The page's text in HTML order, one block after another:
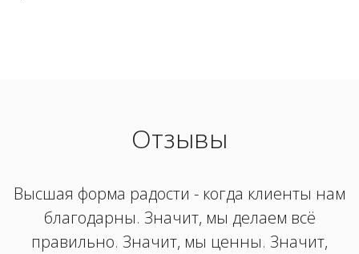
Отзывы
Высшая форма радости - когда клиенты нам
благодарны. Значит, мы делаем всё
правильно. Значит, мы ценны. Значит,